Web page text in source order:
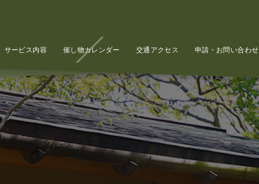
サービス内容
Service 催し物カレンダー
Event 交通アクセス
Access 申請・お問い合わせ
Contact